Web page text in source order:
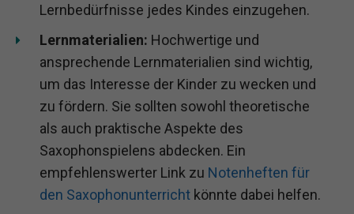
Lernbedürfnisse jedes Kindes einzugehen.
Lernmaterialien: Hochwertige und
ansprechende Lernmaterialien sind wichtig,
um das Interesse der Kinder zu wecken und
zu fördern. Sie sollten sowohl theoretische
als auch praktische Aspekte des
Saxophonspielens abdecken. Ein
empfehlenswerter Link zu Notenheften für
den Saxophonunterricht könnte dabei helfen.